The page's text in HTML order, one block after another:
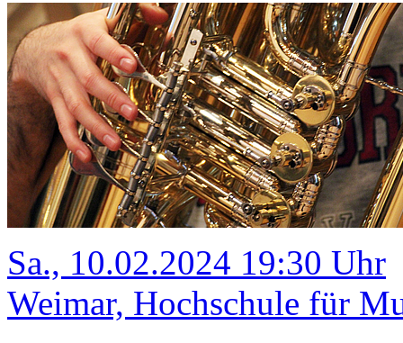
Sa., 10.02.2024 19:30 Uhr
Weimar, Hochschule für